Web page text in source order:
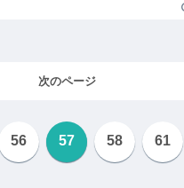
次のページ
56 57 58 61